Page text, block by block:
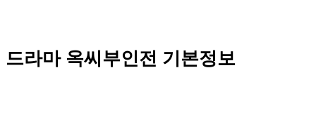
드라마 옥씨부인전 기본정보